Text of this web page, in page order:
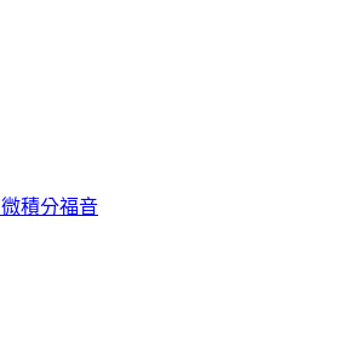
微積分福音